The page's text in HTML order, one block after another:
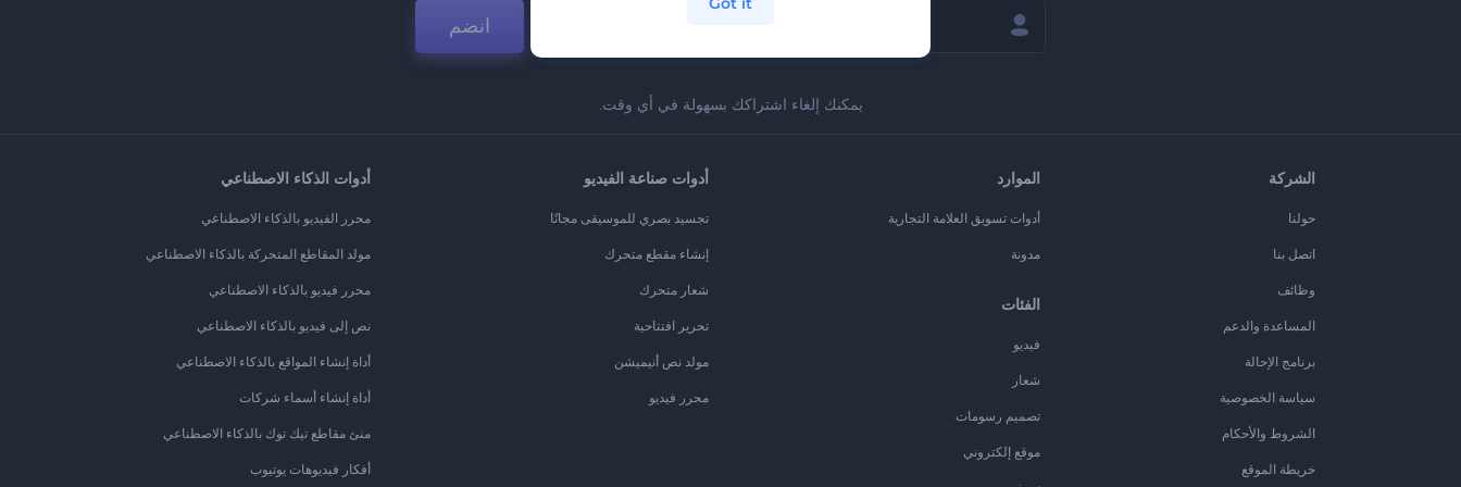
انضم
يمكنك إلغاء اشتراكك بسهولة في أي وقت.
الشركة
حولنا
اتصل بنا
وظائف
المساعدة والدعم
برنامج الإحالة
سياسة الخصوصية
الشروط والأحكام
خريطة الموقع
الموارد
أدوات تسويق العلامة التجارية
مدونة
الفئات
فيديو
شعار
تصميم رسومات
موقع إلكتروني
أدوات صناعة الفيديو
تجسيد بصري للموسيقى مجانًا
إنشاء مقطع متحرك
شعار متحرك
تحرير افتتاحية
مولد نص أنيميشن
محرر فيديو
أدوات الذكاء الاصطناعي
محرر الفيديو بالذكاء الاصطناعي
مولد المقاطع المتحركة بالذكاء الاصطناعي
محرر فيديو بالذكاء الاصطناعي
نص إلى فيديو بالذكاء الاصطناعي
أداة إنشاء المواقع بالذكاء الاصطناعي
أداة إنشاء أسماء شركات
منئ مقاطع تيك توك بالذكاء الاصطناعي
أفكار فيديوهات يوتيوب